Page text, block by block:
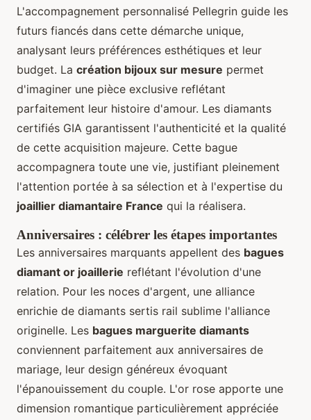
L'accompagnement personnalisé Pellegrin guide les
futurs fiancés dans cette démarche unique,
analysant leurs préférences esthétiques et leur
budget. La création bijoux sur mesure permet
d'imaginer une pièce exclusive reflétant
parfaitement leur histoire d'amour. Les diamants
certifiés GIA garantissent l'authenticité et la qualité
de cette acquisition majeure. Cette bague
accompagnera toute une vie, justifiant pleinement
l'attention portée à sa sélection et à l'expertise du
joaillier diamantaire France qui la réalisera.
Anniversaires : célébrer les étapes importantes
Les anniversaires marquants appellent des bagues
diamant or joaillerie reflétant l'évolution d'une
relation. Pour les noces d'argent, une alliance
enrichie de diamants sertis rail sublime l'alliance
originelle. Les bagues marguerite diamants
conviennent parfaitement aux anniversaires de
mariage, leur design généreux évoquant
l'épanouissement du couple. L'or rose apporte une
dimension romantique particulièrement appréciée